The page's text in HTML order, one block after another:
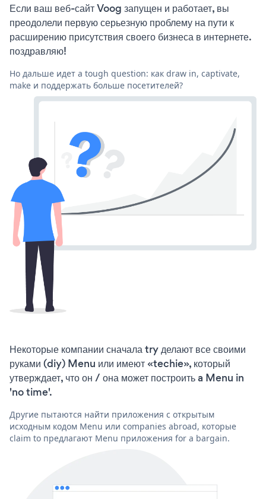
Если ваш веб-сайт Voog запущен и работает, вы
преодолели первую серьезную проблему на пути к
расширению присутствия своего бизнеса в интернете.
поздравляю!
Но дальше идет a tough question: как draw in, captivate,
make и поддержать больше посетителей?
Некоторые компании сначала try делают все своими
руками (diy) Menu или имеют «techie», который
утверждает, что он / она может построить a Menu in
'no time'.
Другие пытаются найти приложения с открытым
исходным кодом Menu или companies abroad, которые
claim to предлагают Menu приложения for a bargain.